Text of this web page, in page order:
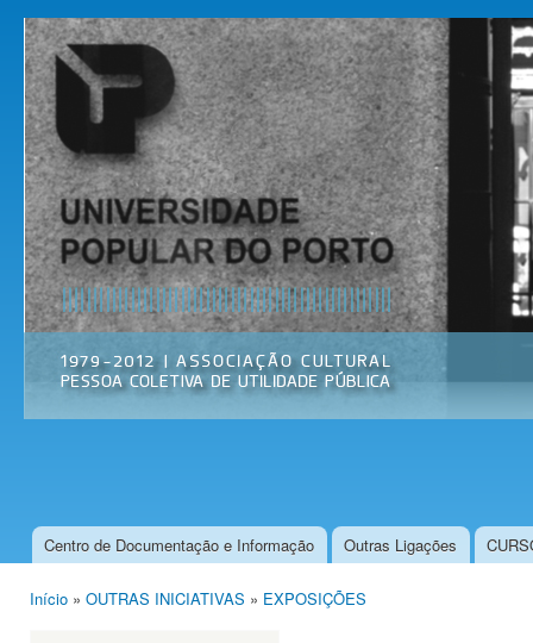
Universidade
Popular do
Porto
Associação
Cultural
Menu principal
Centro de Documentação e Informação Outras Ligações
Início » OUTRAS INICIATIVAS » EXPOSIÇÕES